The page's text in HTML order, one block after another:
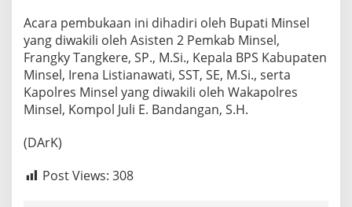
Acara pembukaan ini dihadiri oleh Bupati Minsel
yang diwakili oleh Asisten 2 Pemkab Minsel,
Frangky Tangkere, SP., M.Si., Kepala BPS Kabupaten
Minsel, Irena Listianawati, SST, SE, M.Si., serta
Kapolres Minsel yang diwakili oleh Wakapolres
Minsel, Kompol Juli E. Bandangan, S.H.
(DArK)
Post Views: 308